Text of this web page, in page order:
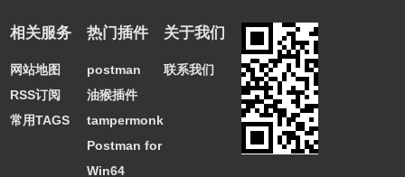
相关服务
网站地图
RSS订阅
常用TAGS
热门插件
postman
油猴插件
tampermonkey
Postman for
Win64
关于我们
联系我们